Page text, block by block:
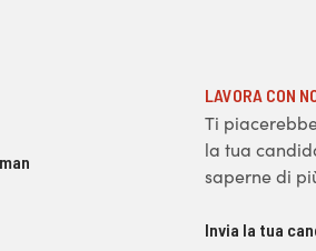
LAVORA CON
Ti
la tua
saperne di
Invia la tua